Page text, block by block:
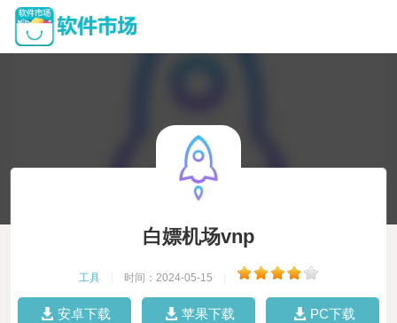
白嫖机场vnp
工具 时间：2024-05-15
安卓下载 苹果下载 PC下载